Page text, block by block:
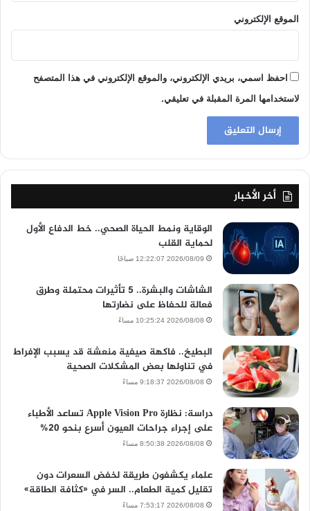
الموقع الإلكتروني
احفظ اسمي، بريدي الإلكتروني، والموقع الإلكتروني في هذا المتصفح
لاستخدامها المرة المقبلة في تعليقي.
أخر الأخبار
الوقاية ونمط الحياة الصحي.. خط الدفاع الأول
لحماية القلب
2026/08/09 12:22:07 صباحًا
الشاشات والبشرة.. 5 تأثيرات محتملة وطرق
فعالة للحفاظ على نضارتها
2026/08/08 10:25:24 مساءً
البطيخ.. فاكهة صيفية منعشة قد يسبب الإفراط
في تناولها بعض المشكلات الصحية
2026/08/08 9:18:37 مساءً
دراسة: نظارة Apple Vision Pro تساعد الأطباء
على إجراء جراحات العيون أسرع بنحو 20%
2026/08/08 8:50:38 مساءً
علماء يكشفون طريقة لخفض السعرات دون
تقليل كمية الطعام.. السر في «كثافة الطاقة»
2026/08/08 7:53:17 مساءً